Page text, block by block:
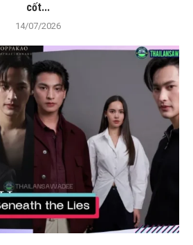
cốt...
14/07/2026